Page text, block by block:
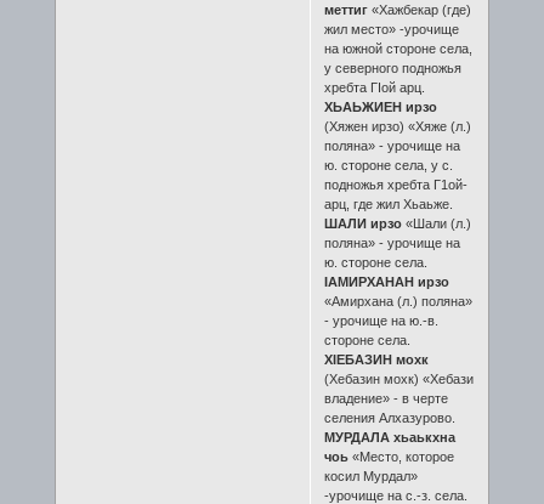
меттиг«Хажбекар (где)
жил место» -урочище
на южной стороне села,
у северного подножья
хребта ГIой арц.
ХЬАЬЖИЕН ирзо
(Хяжен ирзо) «Хяже (л.)
поляна» - урочище на
ю. стороне села, у с.
подножья хребта Г1ой-
арц, где жил Хьаьже.
ШАЛИ ирзо«Шали (л.)
поляна» - урочище на
ю. стороне села.
ӀАМИРХАНАН ирзо
«Амирхана (л.) поляна»
- урочище на ю.-в.
стороне села.
ХӀЕБАЗИН мохк
(Хебазин мохк) «Хебази
владение» - в черте
селения Алхазурово.
МУРДАЛА хьаькхна
чоь«Место, которое
косил Мурдал»
-урочище на с.-з. села.